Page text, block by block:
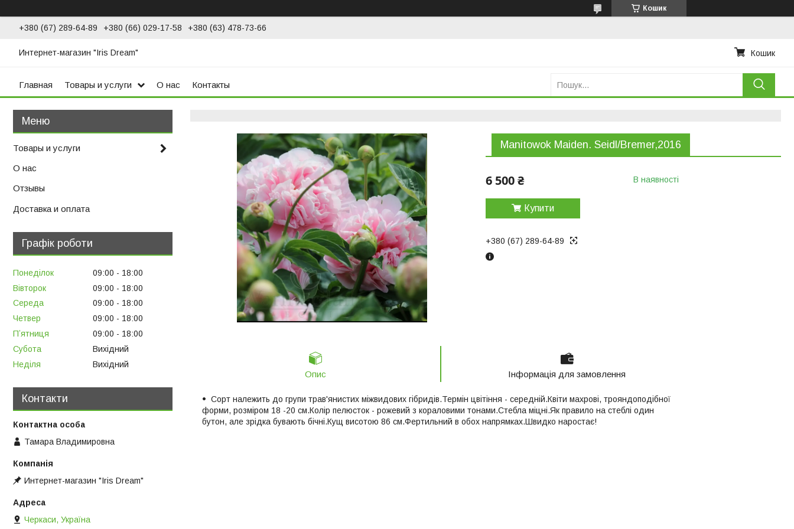
Кошик
+380 (67) 289-64-89 +380 (66) 029-17-58 +380 (63) 478-73-66
Интернет-магазин "Iris Dream" Кошик
Главная Товары и услуги О нас Контакты
Manitowok Maiden. Seidl/Bremer,2016
6 500 ₴ В наявності
Купити
+380 (67) 289-64-89
Опис Інформація для замовлення
Сорт належить до групи трав'янистих міжвидових гібридів.Термін цвітіння - середній.Квіти махрові, трояндоподібної
форми, розміром 18 -20 см.Колір пелюсток - рожевий з кораловими тонами.Стебла міцні.Як правило на стеблі один
бутон, але зрідка бувають бічні.Кущ висотою 86 см.Фертильний в обох напрямках.Швидко наростає!
Товары и услуги
О нас
Отзывы
Доставка и оплата
Графік роботи
Понеділок 09:00
18:00
Вівторок
09:00
18:00
Середа
09:00
18:00
Четвер
09:00
18:00
Пʼятниця
09:00
18:00
Субота
Вихідний
Неділя
Вихідний
Контакти
Тамара Владимировна
Интернет-магазин "Iris Dream"
Черкаси, Україна